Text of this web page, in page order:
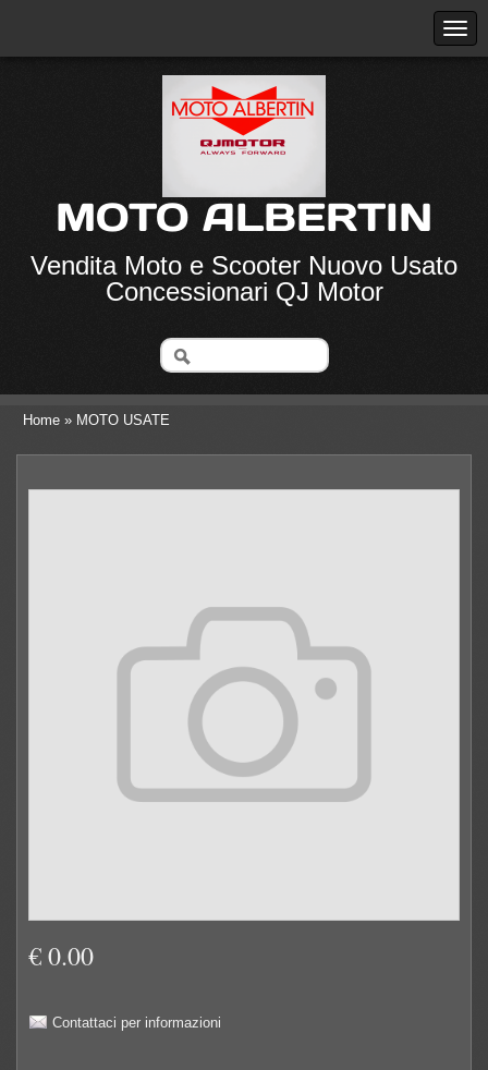
MOTO ALBERTIN
Vendita Moto e Scooter Nuovo Usato
Concessionari QJ Motor
Home » MOTO USATE
€ 0.00
Contattaci per informazioni